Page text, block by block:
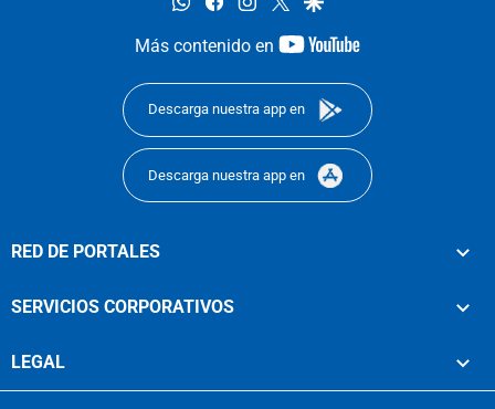
Más contenido en
youtube-
Descarga nuestra app en
Descarga nuestra app en
RED DE PORTALES
SERVICIOS CORPORATIVOS
LEGAL